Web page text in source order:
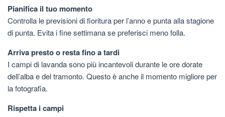
Pianifica il tuo momento
Controlla le previsioni di fioritura per l’anno e punta alla stagione
di punta. Evita i fine settimana se preferisci meno folla.
Arriva presto o resta fino a tardi
I campi di lavanda sono più incantevoli durante le ore dorate
dell’alba e del tramonto. Questo è anche il momento migliore per
la fotografia.
Rispetta i campi